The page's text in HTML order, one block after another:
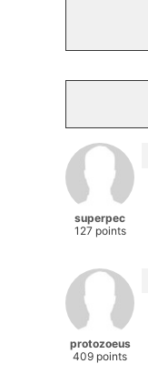
superpec
127 points
protozoeus
409 points